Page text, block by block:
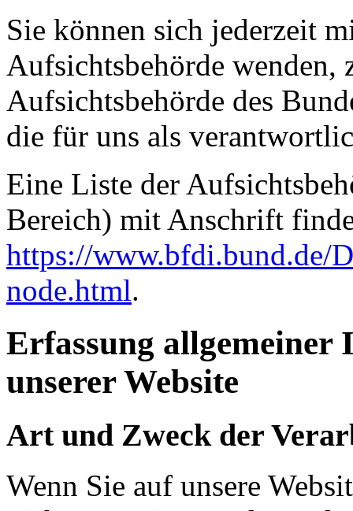
Sie können sich jederzeit
Aufsichtsbehörde wenden,
Aufsichtsbehörde des
die für uns als
Eine Liste der
Bereich) mit Anschrift
https://www.bfdi.bund.de/
node.html.
Erfassung allgemeiner
unserer Website
Art und Zweck der
Wenn Sie auf unsere